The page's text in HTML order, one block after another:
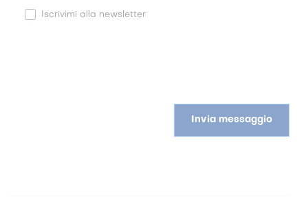
Iscrivimi alla newsletter
Invia messaggio